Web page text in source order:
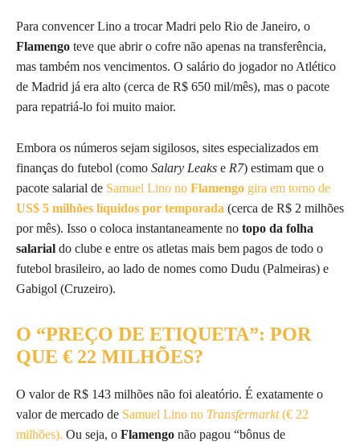
Para convencer Lino a trocar Madri pelo Rio de Janeiro, o
Flamengo teve que abrir o cofre não apenas na transferência,
mas também nos vencimentos. O salário do jogador no Atlético
de Madrid já era alto (cerca de R$ 650 mil/mês), mas o pacote
para repatriá-lo foi muito maior.
Embora os números sejam sigilosos, sites especializados em
finanças do futebol (como Salary Leaks e R7) estimam que o
pacote salarial de Samuel Lino no Flamengo gira em torno de
US$ 5 milhões líquidos por temporada (cerca de R$ 2 milhões
por mês). Isso o coloca instantaneamente no topo da folha
salarial do clube e entre os atletas mais bem pagos de todo o
futebol brasileiro, ao lado de nomes como Dudu (Palmeiras) e
Gabigol (Cruzeiro).
O “PREÇO DE ETIQUETA”: POR
QUE € 22 MILHÕES?
O valor de R$ 143 milhões não foi aleatório. É exatamente o
valor de mercado de Samuel Lino no Transfermarkt(€ 22
milhões). Ou seja, o Flamengo não pagou “bônus de